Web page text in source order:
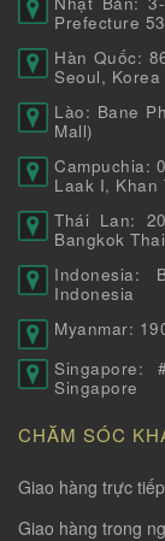
Prefecture
Hàn Quốc:
Seoul, Korea
Lào: Bane
Mall)
Campuchia:
Laak I, Khan
Thái Lan:
Bangkok
Indonesia:
Indonesia
Myanmar:
Singapore:
Singapore
CHĂM SÓC
Giao hàng trực tiếp
Giao hàng trong